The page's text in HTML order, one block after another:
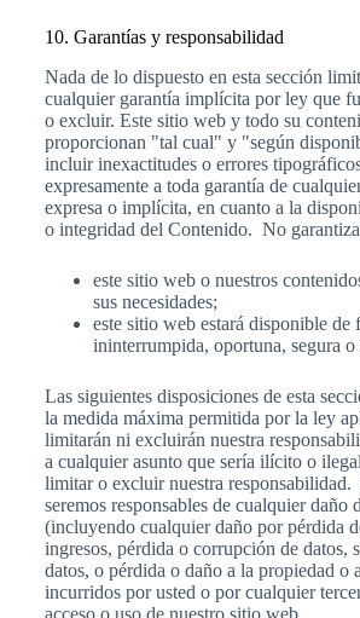
10. Garantías y responsabilidad
Nada de lo dispuesto en esta sección
cualquier garantía implícita por ley que
o excluir. Este sitio web y todo su
proporcionan "tal cual" y "según
incluir inexactitudes o errores
expresamente a toda garantía de
expresa o implícita, en cuanto a la
o integridad del Contenido. No
este sitio web o nuestros
sus necesidades;
este sitio web estará disponible de
ininterrumpida, oportuna, segura o
Las siguientes disposiciones de esta
la medida máxima permitida por la ley
limitarán ni excluirán nuestra
a cualquier asunto que sería ilícito o
limitar o excluir nuestra
seremos responsables de cualquier daño
(incluyendo cualquier daño por pérdida
ingresos, pérdida o corrupción de datos,
datos, o pérdida o daño a la propiedad o
incurridos por usted o por cualquier
acceso o uso de nuestro sitio web.